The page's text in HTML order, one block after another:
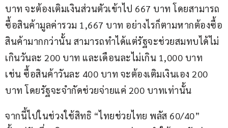
บาท จะต้องเติมเงินส่วนตัวเข้าไป 667 บาท โดยสามารถ
ซื้อสินค้ามูลค่ารวม 1,667 บาท อย่างไรก็ตามหากต้องซื้อ
สินค้ามากกว่านั้น สามารถทำได้แต่รัฐจะช่วยสมทบได้ไม่
เกินวันละ 200 บาท และเดือนละไม่เกิน 1,000 บาท
เช่น ซื้อสินค้าวันละ 400 บาท จะต้องเติมเงินเอง 200
บาท โดยรัฐจะจำกัดช่วยจ่ายแค่ 200 บาทเท่านั้น
จากนี้ไปในช่วงใช้สิทธิ “ไทยช่วยไทย พลัส 60/40”